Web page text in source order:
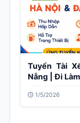
Tuyển Tài
Nẵng | Đi
1/5/2026